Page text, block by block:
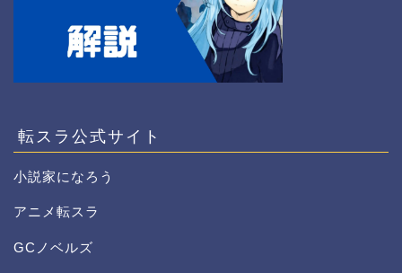
転スラ公式サイト
小説家になろう
アニメ転スラ
GCノベルズ